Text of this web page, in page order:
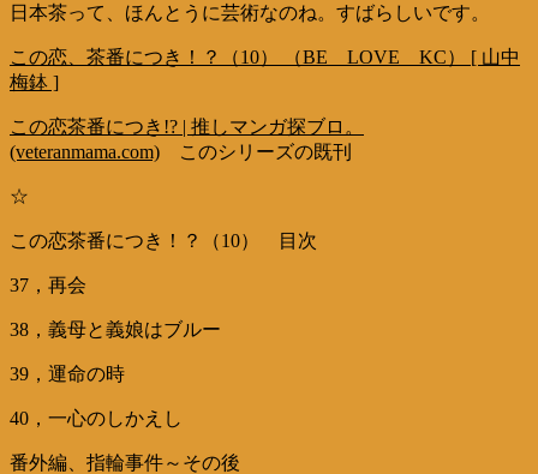
日本茶って、ほんとうに芸術なのね。すばらしいです。
この恋、茶番につき！？（10） （BE LOVE KC） [ 山中
梅鉢 ]
この恋茶番につき!? | 推しマンガ探ブロ。
(veteranmama.com) このシリーズの既刊
☆
この恋茶番につき！？（10） 目次
37，再会
38，義母と義娘はブルー
39，運命の時
40，一心のしかえし
番外編、指輪事件～その後